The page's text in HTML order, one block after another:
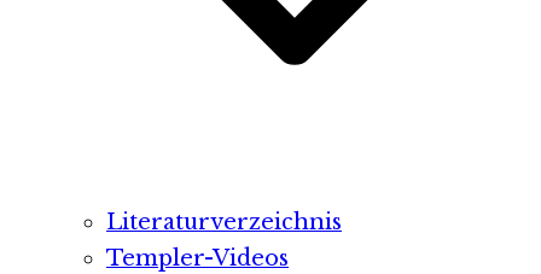
Literaturverzeichnis
Templer-Videos